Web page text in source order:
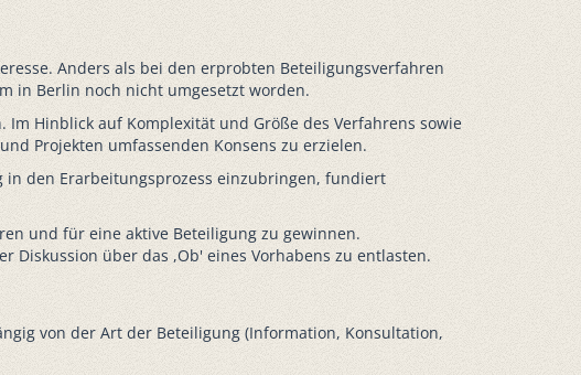
Anders als bei den erprobten Beteiligungsverfahren
in Berlin noch nicht umgesetzt worden.
Hinblick auf Komplexität und Größe des Verfahrens sowie
Projekten umfassenden Konsens zu erzielen.
in den Erarbeitungsprozess einzubringen, fundiert
und für eine aktive Beteiligung zu gewinnen.
Diskussion über das ,Ob' eines Vorhabens zu entlasten.
von der Art der Beteiligung (Information, Konsultation,